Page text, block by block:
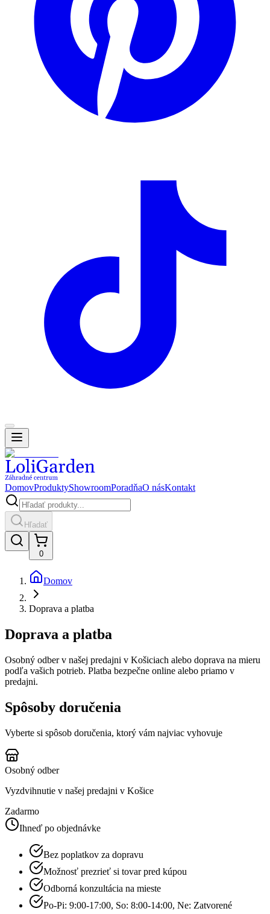
DomovProduktyShowroomPoradňaO násKontakt
Hľadať
0
Domov
Doprava a platba
Doprava a platba
Osobný odber v našej predajni v Košiciach alebo doprava na mieru
podľa vašich potrieb. Platba bezpečne online alebo priamo v
predajni.
Spôsoby doručenia
Vyberte si spôsob doručenia, ktorý vám najviac vyhovuje
Osobný odber
Vyzdvihnutie v našej predajni v Košice
Zadarmo
Ihneď po objednávke
Bez poplatkov za dopravu
Možnosť prezrieť si tovar pred kúpou
Odborná konzultácia na mieste
Po-Pi: 9:00-17:00, So: 8:00-14:00, Ne: Zatvorené